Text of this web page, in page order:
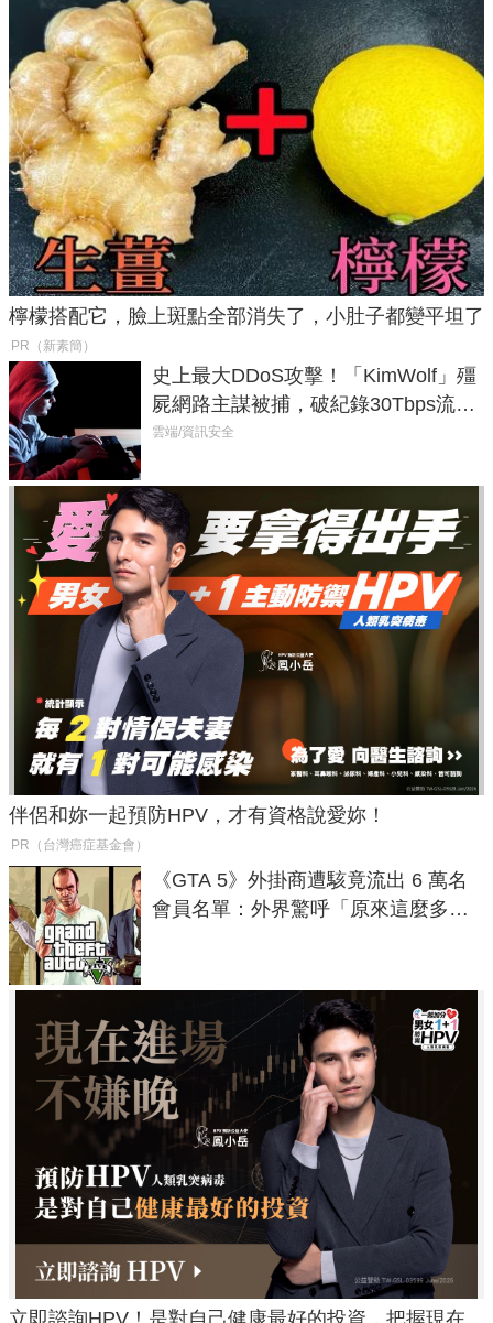
檸檬搭配它，臉上斑點全部消失了，小肚子都變平坦了
PR（新素簡）
史上最大DDoS攻擊！「KimWolf」殭
屍網路主謀被捕，破紀錄30Tbps流量
癱瘓全球！
雲端/資訊安全
伴侶和妳一起預防HPV，才有資格說愛妳！
PR（台灣癌症基金會）
《GTA 5》外掛商遭駭竟流出 6 萬名
會員名單：外界驚呼「原來這麼多人